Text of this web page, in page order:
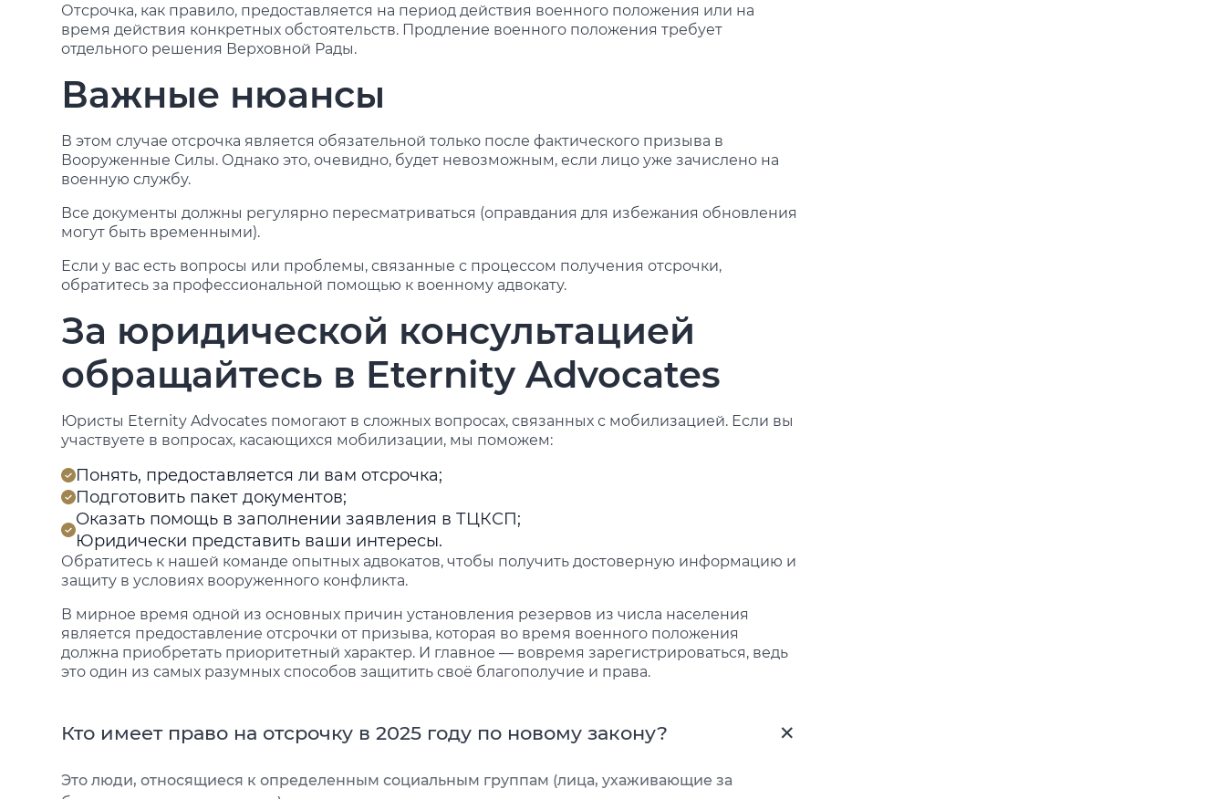
Отсрочка, как правило, предоставляется на период действия военного положения или на
время действия конкретных обстоятельств. Продление военного положения требует
отдельного решения Верховной Рады.
Важные нюансы
В этом случае отсрочка является обязательной только после фактического призыва в
Вооруженные Силы. Однако это, очевидно, будет невозможным, если лицо уже зачислено на
военную службу.
Все документы должны регулярно пересматриваться (оправдания для избежания обновления
могут быть временными).
Если у вас есть вопросы или проблемы, связанные с процессом получения отсрочки,
обратитесь за профессиональной помощью к военному адвокату.
За юридической консультацией
обращайтесь в Eternity Advocates
Юристы Eternity Advocates помогают в сложных вопросах, связанных с мобилизацией. Если вы
участвуете в вопросах, касающихся мобилизации, мы поможем:
Понять, предоставляется ли вам отсрочка;
Подготовить пакет документов;
Оказать помощь в заполнении заявления в ТЦКСП;
Юридически представить ваши интересы.
Обратитесь к нашей команде опытных адвокатов, чтобы получить достоверную информацию и
защиту в условиях вооруженного конфликта.
В мирное время одной из основных причин установления резервов из числа населения
является предоставление отсрочки от призыва, которая во время военного положения
должна приобретать приоритетный характер. И главное — вовремя зарегистрироваться, ведь
это один из самых разумных способов защитить своё благополучие и права.
Кто имеет право на отсрочку в 2025 году по новому закону?
Это люди, относящиеся к определенным социальным группам (лица, ухаживающие за